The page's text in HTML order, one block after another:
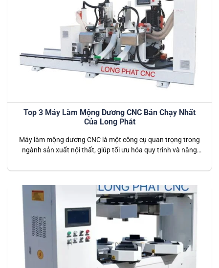
Top 3 Máy Làm Mộng Dương CNC Bán Chạy Nhất
Của Long Phát
Máy làm mộng dương CNC là một công cụ quan trọng trong
ngành sản xuất nội thất, giúp tối ưu hóa quy trình và nâng
chính xác cao và hiệu suất ổn định, những máy này không chỉ